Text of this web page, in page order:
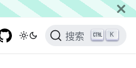
搜索 K